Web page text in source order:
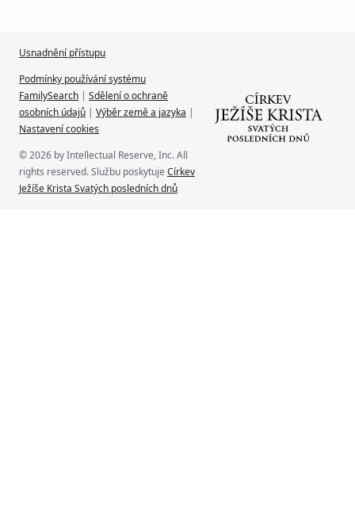
Usnadnění přístupu
Podmínky používání systému
FamilySearch | Sdělení o ochraně
osobních údajů | Výběr země a jazyka |
Nastavení cookies
© 2026 by Intellectual Reserve, Inc. All
rights reserved. Službu poskytuje Církev
Ježíše Krista Svatých posledních dnů